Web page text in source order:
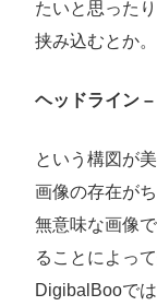
たいと思った
挟み込むとか。
ヘッドライン
という構図が
画像の存在が
無意味な画像
ることによっ
DigibalBooで